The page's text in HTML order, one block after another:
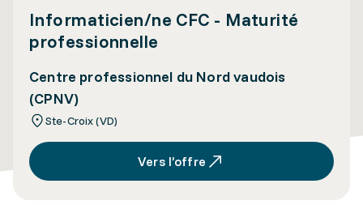
Informaticien/ne CFC - Maturité
professionnelle
Centre professionnel du Nord vaudois
(CPNV)
Ste-Croix (VD)
Vers l’offre